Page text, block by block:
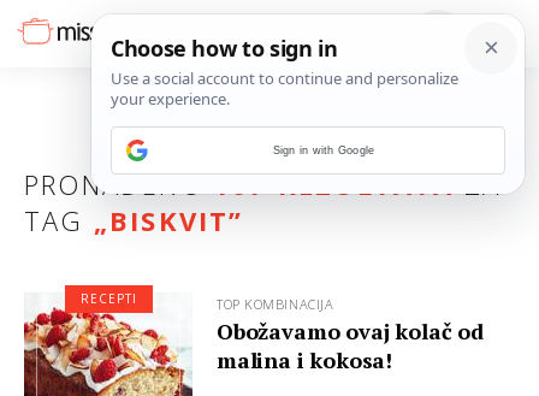
PRONAĐENO107 REZULTATAZA
TAG „BISKVIT”
TOP KOMBINACIJA
Obožavamo ovaj kolač od
malina i kokosa!
RECEPTI
Sign in with Google